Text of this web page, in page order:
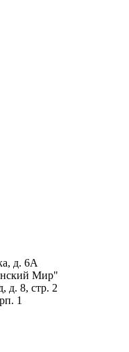
д. 6А
Мир"
д. 8, стр. 2
1